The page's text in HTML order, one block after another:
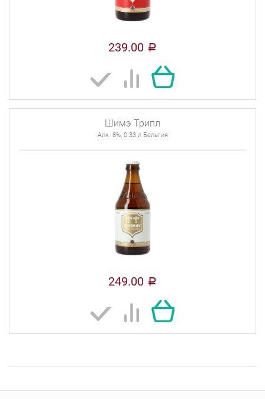
239.00 a
Шимэ Трипл
Алк. 8%, 0.33 л Бельгия
249.00 a